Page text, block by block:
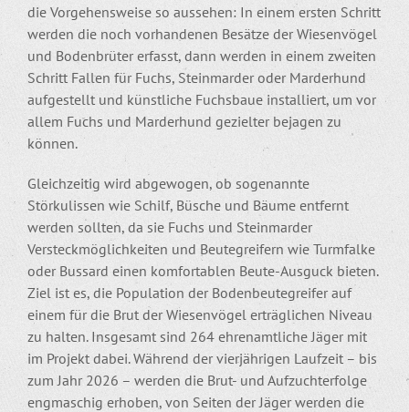
die Vorgehensweise so aussehen: In einem ersten Schritt
werden die noch vorhandenen Besätze der Wiesenvögel
und Bodenbrüter erfasst, dann werden in einem zweiten
Schritt Fallen für Fuchs, Steinmarder oder Marderhund
aufgestellt und künstliche Fuchsbaue installiert, um vor
allem Fuchs und Marderhund gezielter bejagen zu
können.
Gleichzeitig wird abgewogen, ob sogenannte
Störkulissen wie Schilf, Büsche und Bäume entfernt
werden sollten, da sie Fuchs und Steinmarder
Versteckmöglichkeiten und Beutegreifern wie Turmfalke
oder Bussard einen komfortablen Beute-Ausguck bieten.
Ziel ist es, die Population der Bodenbeutegreifer auf
einem für die Brut der Wiesenvögel erträglichen Niveau
zu halten. Insgesamt sind 264 ehrenamtliche Jäger mit
im Projekt dabei. Während der vierjährigen Laufzeit – bis
zum Jahr 2026 – werden die Brut- und Aufzuchterfolge
engmaschig erhoben, von Seiten der Jäger werden die